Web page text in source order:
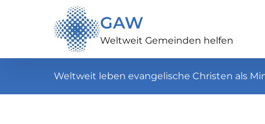
GAW
Weltweit Gemeinden helfen
Weltweit leben evangelische Christen als